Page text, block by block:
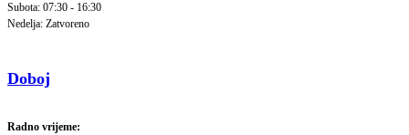
Subota: 07:30 - 16:30
Nedelja: Zatvoreno
Doboj
Radno vrijeme: